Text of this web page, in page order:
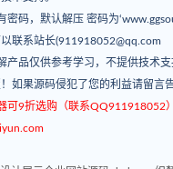
码，默认解压 密码为
联系站长(911918052@qq.com
产品仅供参考学习，不提供技术
如果源码侵犯了您的利益请留言告
可9折选购（联系QQ911918052